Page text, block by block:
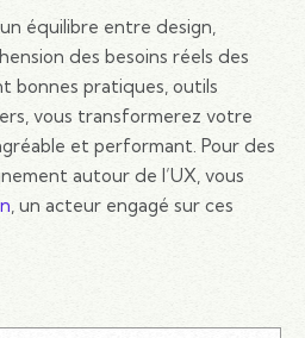
équilibre entre design,
des besoins réels des
bonnes pratiques, outils
vous transformerez votre
et performant. Pour des
autour de l’UX, vous
, un acteur engagé sur ces